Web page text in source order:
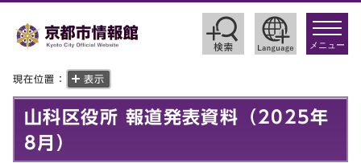
toggle
メニュー
現在位置： 表示
山科区役所 報道発表資料（2025年
8月）